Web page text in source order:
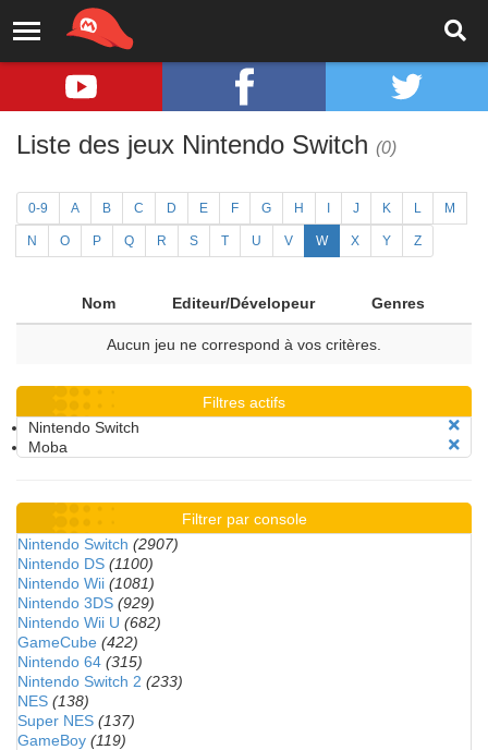
Liste des jeux Nintendo Switch (0)
0-9 A B C D E F G H J K L M
N O P Q R S T U V W X Y Z
Nom Editeur/Dévelopeur Genres
Aucun jeu ne correspond à vos critères.
Filtres actifs
Nintendo Switch
Moba
Filtrer par console
Nintendo Switch (2907)
Nintendo DS (1100)
Nintendo Wii (1081)
Nintendo 3DS (929)
Nintendo Wii U (682)
GameCube (422)
Nintendo 64 (315)
Nintendo Switch 2 (233)
NES (138)
Super NES (137)
GameBoy (119)